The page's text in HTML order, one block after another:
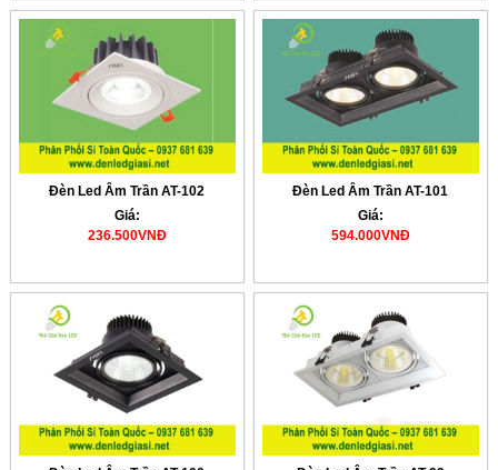
Đèn Led Âm Trần AT-102
Giá:
236.500VNĐ
Đèn Led Âm Trần AT-101
Giá:
594.000VNĐ